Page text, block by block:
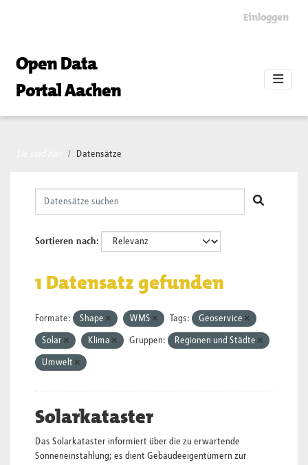
Einloggen
Open Data
Portal Aachen
Datensätze
Sortieren nach
1 Datensatz gefunden
Formate: Shape WMS Tags: Geoservice
Solar Klima Gruppen: Regionen und Städte
Umwelt
Solarkataster
Das Solarkataster informiert über die zu erwartende
Sonneneinstahlung; es dient Gebäudeeigentümern zur